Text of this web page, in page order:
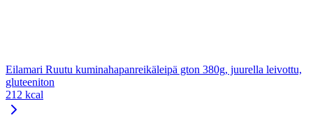
Eilamari Ruutu kuminahapanreikäleipä gton 380g, juurella leivottu,
gluteeniton
212 kcal